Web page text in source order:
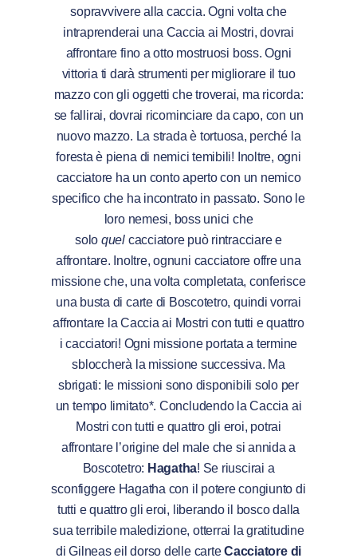
sopravvivere alla caccia. Ogni volta che
intraprenderai una Caccia ai Mostri, dovrai
affrontare fino a otto mostruosi boss. Ogni
vittoria ti darà strumenti per migliorare il tuo
mazzo con gli oggetti che troverai, ma ricorda:
se fallirai, dovrai ricominciare da capo, con un
nuovo mazzo. La strada è tortuosa, perché la
foresta è piena di nemici temibili! Inoltre, ogni
cacciatore ha un conto aperto con un nemico
specifico che ha incontrato in passato. Sono le
loro nemesi, boss unici che
solo quel cacciatore può rintracciare e
affrontare. Inoltre, ognuni cacciatore offre una
missione che, una volta completata, conferisce
una busta di carte di Boscotetro, quindi vorrai
affrontare la Caccia ai Mostri con tutti e quattro
i cacciatori! Ogni missione portata a termine
sbloccherà la missione successiva. Ma
sbrigati: le missioni sono disponibili solo per
un tempo limitato*. Concludendo la Caccia ai
Mostri con tutti e quattro gli eroi, potrai
affrontare l’origine del male che si annida a
Boscotetro: Hagatha! Se riuscirai a
sconfiggere Hagatha con il potere congiunto di
tutti e quattro gli eroi, liberando il bosco dalla
sua terribile maledizione, otterrai la gratitudine
di Gilneaseil dorso delle carteCacciatore di